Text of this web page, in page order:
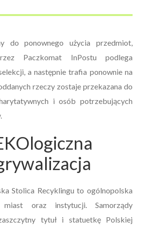
do ponownego użycia przedmiot,
Paczkomat InPostu podlega
a następnie trafia ponownie na
rzeczy zostaje przekazana do
i osób potrzebujących
Stolica Recyklingu to ogólnopolska
miast oraz instytucji. Samorządy
tytuł i statuetkę Polskiej